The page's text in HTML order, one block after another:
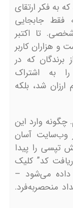
به فکر ارتقای
جابجایی
تا اکتبر
و هزاران کاربر
برندگان که در
به اشتراک
ارزان شد، بلکه
چگونه وارد این
وب‌سایت آسان
را پیدا
کد” کلیک
داده می‌شود –
منحصربه‌فرد.